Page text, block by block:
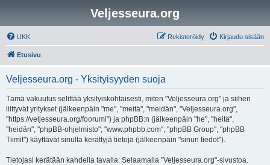
Veljesseura.org
UKK Kirjaudu sisään
Rekisteröidy
Etusivu
Veljesseura.org - Yksityisyyden suoja
Tämä vakuutus selittää yksityiskohtaisesti, miten "Veljesseura.org" ja siihen
liittyvät yritykset (jälkeenpäin "me", "meitä", "meidän", "Veljesseura.org",
"https://veljesseura.org/foorumi") ja phpBB:n (jälkeenpäin "he", "heitä",
"heidän", "phpBB-ohjelmisto", "www.phpbb.com", "phpBB Group", "phpBB
Tiimit") käyttävät sinulta kerättyjä tietoja (jälkeenpäin "sinun tiedot").
Tietojasi kerätään kahdella tavalla: Selaamalla "Veljesseura.org"-sivustoa.